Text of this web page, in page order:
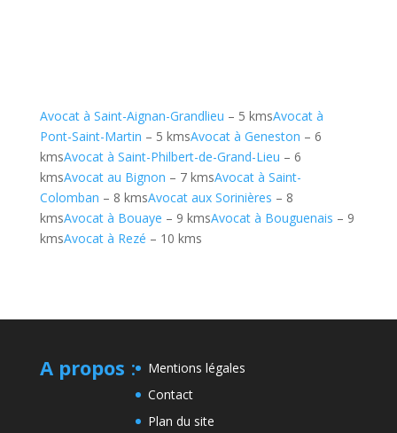
Avocat à Saint-Aignan-Grandlieu – 5 kmsAvocat à
Pont-Saint-Martin – 5 kmsAvocat à Geneston – 6
kmsAvocat à Saint-Philbert-de-Grand-Lieu – 6
kmsAvocat au Bignon – 7 kmsAvocat à Saint-
Colomban – 8 kmsAvocat aux Sorinières – 8
kmsAvocat à Bouaye – 9 kmsAvocat à Bouguenais – 9
kmsAvocat à Rezé – 10 kms
A propos :
Mentions légales
Contact
Plan du site